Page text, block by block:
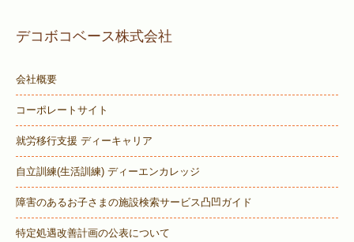
デコボコベース株式会社
会社概要
コーポレートサイト
就労移行支援 ディーキャリア
自立訓練(生活訓練) ディーエンカレッジ
障害のあるお子さまの施設検索サービス凸凹ガイド
特定処遇改善計画の公表について